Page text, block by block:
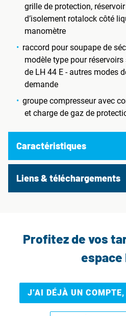
grille de protection,
d’isolement rotalock côté
manomètre
raccord pour soupape de
modèle type pour
de LH 44 E - autres modes
demande
groupe compresseur avec
et charge de gaz de
Caractéristiques
Liens & téléchargements
Profitez de vos
espace
J’AI DÉJÀ UN